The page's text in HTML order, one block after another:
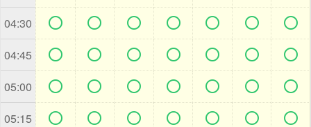
04:30       
04:45       
05:00       
05:15       